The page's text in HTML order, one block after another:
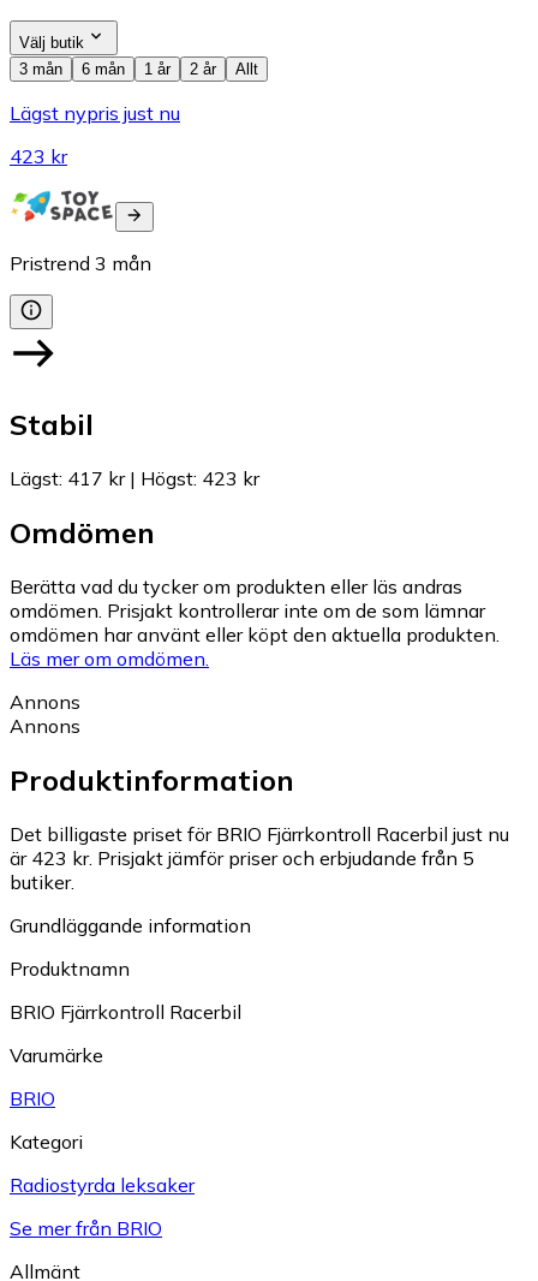
Välj butik
3 mån
6 mån 1 år 2 år Allt
Lägst nypris just nu
423 kr
Pristrend 3 mån
Stabil
Lägst: 417 kr| Högst: 423 kr
Omdömen
Berätta vad du tycker om produkten eller läs andras
omdömen. Prisjakt kontrollerar inte om de som lämnar
omdömen har använt eller köpt den aktuella produkten.
Läs mer om omdömen.
Annons
Annons
Produktinformation
Det billigaste priset för BRIO Fjärrkontroll Racerbil just nu
är 423 kr. Prisjakt jämför priser och erbjudande från 5
butiker.
Grundläggande information
Produktnamn
BRIO Fjärrkontroll Racerbil
Varumärke
BRIO
Kategori
Radiostyrda leksaker
Se mer från BRIO
Allmänt